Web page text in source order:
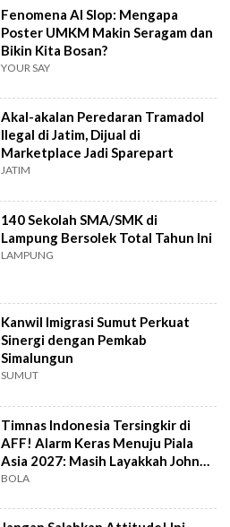
Fenomena AI Slop: Mengapa
Poster UMKM Makin Seragam dan
Bikin Kita Bosan?
YOUR SAY
Akal-akalan Peredaran Tramadol
Ilegal di Jatim, Dijual di
Marketplace Jadi Sparepart
JATIM
140 Sekolah SMA/SMK di
Lampung Bersolek Total Tahun Ini
LAMPUNG
Kanwil Imigrasi Sumut Perkuat
Sinergi dengan Pemkab
Simalungun
SUMUT
Timnas Indonesia Tersingkir di
AFF! Alarm Keras Menuju Piala
Asia 2027: Masih Layakkah John
Herdman?
BOLA